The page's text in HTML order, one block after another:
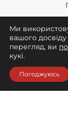
Ми
вашого
перегляд, ви
кукі.
Погоджуюсь